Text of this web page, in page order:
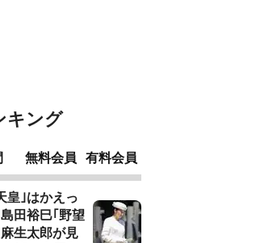
キング
無料会員 有料会員
皇｣はかえっ
田裕巳｢野望
生太郎が見